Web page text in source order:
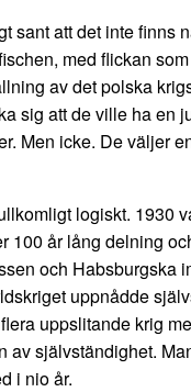
sant att det inte finns
med flickan
av det polska
sig att de ville ha en
Men icke. De väljer
logiskt. 1930
100 år lång delning
och Habsburgska
uppnådde
uppslitande krig
av självständighet.
i nio år.